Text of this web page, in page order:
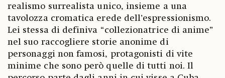
realismo surrealista unico, insieme a una
tavolozza cromatica erede dell’espressionismo.
Lei stessa di definiva “collezionatrice di anime”
nel suo raccogliere storie anonime di
personaggi non famosi, protagonisti di vite
minime che sono però quelle di tutti noi. Il